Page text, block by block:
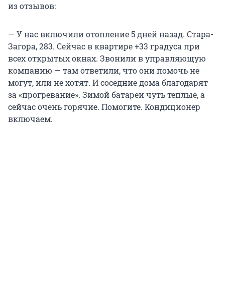
из отзывов:
— У нас включили отопление 5 дней назад. Стара-
Загора, 283. Сейчас в квартире +33 градуса при
всех открытых окнах. Звонили в управляющую
компанию — там ответили, что они помочь не
могут, или не хотят. И соседние дома благодарят
за «прогревание». Зимой батареи чуть теплые, а
сейчас очень горячие. Помогите. Кондиционер
включаем.